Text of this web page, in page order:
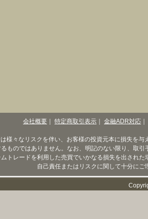
会社概要 特定商取引表示 金融ADR対応
様々なリスクを伴い、お客様の投資元本に損失を
ものではありません。なお、明記のない限り、取
トレードを利用した売買でいかなる損失を出され
自己責任またはリスクに関して十分に